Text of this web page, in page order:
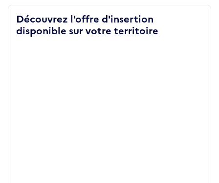
Découvrez l'offre d'insertion
disponible sur votre territoire